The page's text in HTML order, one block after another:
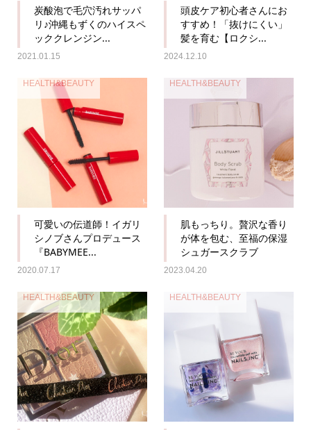
炭酸泡で毛穴汚れサッパ
リ♪沖縄もずくのハイスペ
ッククレンジン...
2021.01.15
頭皮ケア初心者さんにお
すすめ！「抜けにくい」
髪を育む【ロクシ...
2024.12.10
HEALTH&BEAUTY
可愛いの伝道師！イガリ
シノブさんプロデュース
『BABYMEE...
2020.07.17
HEALTH&BEAUTY
肌もっちり。贅沢な香り
が体を包む、至福の保湿
シュガースクラブ
2023.04.20
HEALTH&BEAUTY HEALTH&BEAUTY